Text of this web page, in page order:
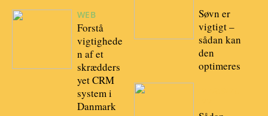
WEB
Forstå
vigtighede
n af et
skrædders
yet CRM
system i
Danmark
Søvn er
vigtigt –
sådan kan
den
optimeres